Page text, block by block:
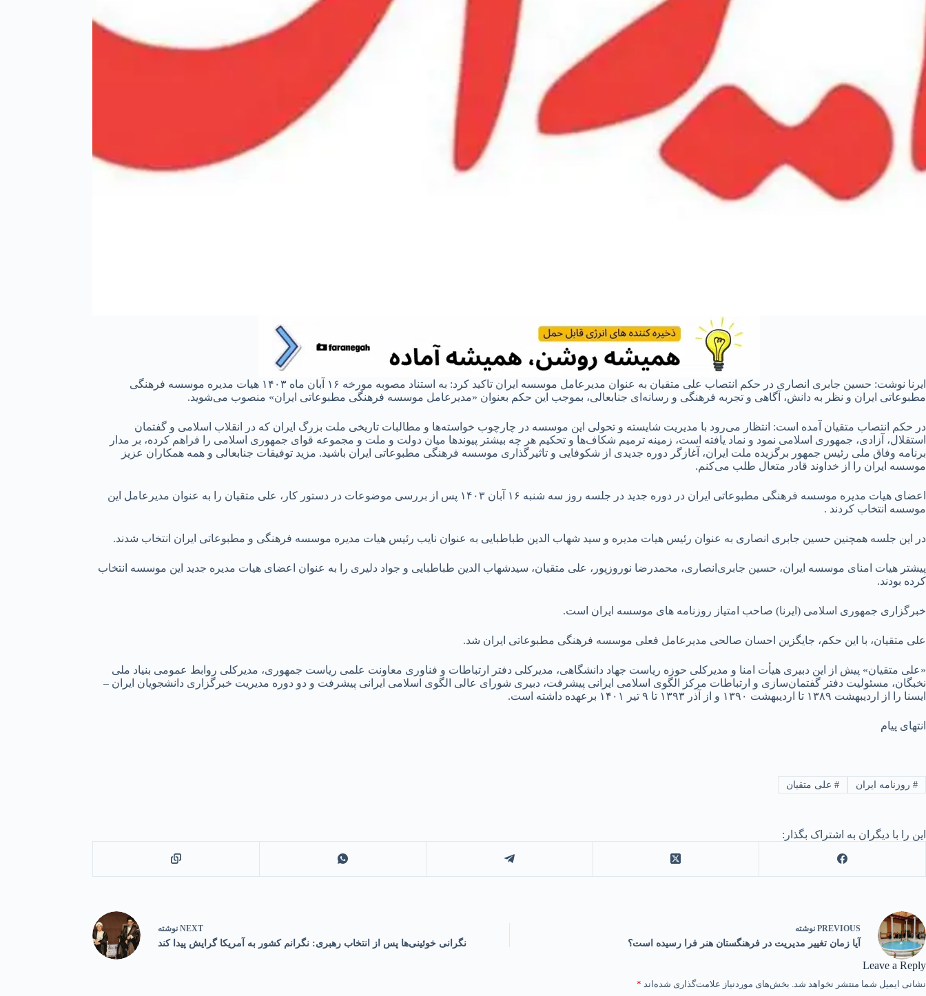
ایرنا نوشت: حسین جابری انصاری در حکم انتصاب علی متقیان به عنوان مدیرعامل موسسه ایران تاکید کرد: به استناد مصوبه مورخه ۱۶ آبان ماه ۱۴۰۳ هیات مدیره موسسه فرهنگی
مطبوعاتی ایران و نظر به دانش، آگاهی و تجربه فرهنگی و رسانه‌ای جنابعالی، بموجب این حکم بعنوان «مدیرعامل موسسه فرهنگی مطبوعاتی ایران» منصوب می‌شوید.
در حکم انتصاب متقیان آمده است: انتظار می‌رود با مدیریت شایسته و تحولی این موسسه در چارچوب خواسته‌ها و مطالبات تاریخی ملت بزرگ ایران که در انقلاب اسلامی و گفتمان
استقلال، آزادی، جمهوری اسلامی نمود و نماد یافته است، زمینه ترمیم شکاف‌ها و تحکیم هر چه بیشتر پیوندها میان دولت و ملت و مجموعه قوای جمهوری اسلامی را فراهم کرده، بر مدار
برنامه وفاق ملی رئیس جمهور برگزیده ملت ایران، آغازگر دوره جدیدی از شکوفایی و تاثیرگذاری موسسه فرهنگی مطبوعاتی ایران باشید. مزید توفیقات جنابعالی و همه همکاران عزیز
موسسه ایران را از خداوند قادر متعال طلب می‌کنم.
اعضای هیات مدیره موسسه فرهنگی مطبوعاتی ایران در دوره جدید در جلسه روز سه شنبه ۱۶ آبان ۱۴۰۳ پس از بررسی موضوعات در دستور کار، علی متقیان را به عنوان مدیرعامل این
موسسه انتخاب کردند .
در این جلسه همچنین حسین جابری انصاری به عنوان رئیس هیات مدیره و سید شهاب الدین طباطبایی به عنوان نایب رئیس هیات مدیره موسسه فرهنگی و مطبوعاتی ایران انتخاب شدند.
پیشتر هیات امنای موسسه ایران، ‌حسین جابری‌انصاری، محمدرضا نوروزپور، علی متقیان، سیدشهاب الدین طباطبایی و جواد دلیری را به عنوان اعضای هیات مدیره جدید این موسسه انتخاب
کرده بودند.
خبرگزاری جمهوری اسلامی (ایرنا) صاحب امتیاز روزنامه های موسسه ایران است.
علی متقیان، با این حکم، جایگزین احسان صالحی مدیرعامل فعلی موسسه فرهنگی مطبوعاتی ایران شد.
«علی متقیان» پیش از این دبیری هیأت امنا و مدیرکلی حوزه ریاست جهاد دانشگاهی، مدیرکلی دفتر ارتباطات و فناوری معاونت علمی ریاست جمهوری، مدیرکلی روابط عمومی بنیاد ملی
نخبگان، مسئولیت دفتر گفتمان‌سازی و ارتباطات مرکز الگوی اسلامی ایرانی پیشرفت، دبیری شورای عالی الگوی اسلامی ایرانی پیشرفت و دو دوره مدیریت خبرگزاری دانشجویان ایران –
ایسنا را از اردیبهشت ۱۳۸۹ تا اردیبهشت ۱۳۹۰ و از آذر ۱۳۹۳ تا ۹ تیر ۱۴۰۱ برعهده داشته است.
انتهای پیام
#روزنامه ایران #علی متقیان
این را با دیگران به اشتراک بگذار:
PREVIOUS نوشته
آیا زمان تغییر مدیریت در فرهنگستان هنر فرا رسیده است؟
NEXT نوشته
نگرانی خوئینی‌ها پس از انتخاب رهبری: نگرانم کشور به آمریکا گرایش پیدا کند
Leave a Reply
نشانی ایمیل شما منتشر نخواهد شد. بخش‌های موردنیاز علامت‌گذاری شده‌اند *